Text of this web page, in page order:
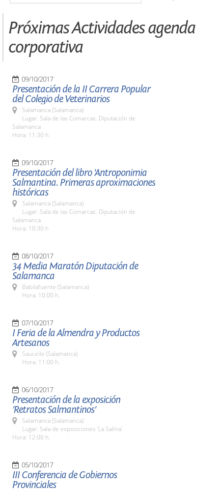
Próximas Actividades agenda
corporativa
09/10/2017
Presentación de la II Carrera Popular
del Colegio de Veterinarios
Salamanca (Salamanca)
Lugar: Sala de las Comarcas. Diputación de
Salamanca
Hora: 11:30 h.
09/10/2017
Presentación del libro 'Antroponimia
Salmantina. Primeras aproximaciones
históricas
Salamanca (Salamanca)
Lugar: Sala de las Comarcas. Diputación de
Salamanca
Hora: 10:30 h
08/10/2017
34 Media Maratón Diputación de
Salamanca
Babilafuente (Salamanca)
Hora: 10:00 h.
07/10/2017
I Feria de la Almendra y Productos
Artesanos
Saucelle (Salamanca)
Hora: 11:00 h.
06/10/2017
Presentación de la exposición
'Retratos Salmantinos'
Salamanca (Salamanca)
Lugar: Sala de exposiciones 'La Salina'
Hora: 12:00 h.
05/10/2017
III Conferencia de Gobiernos
Provinciales